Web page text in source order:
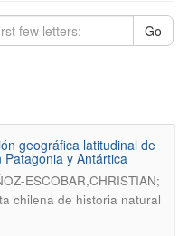
Go
geográfica latitudinal de
y Antártica
ESCOBAR,CHRISTIAN;
chilena de historia natural